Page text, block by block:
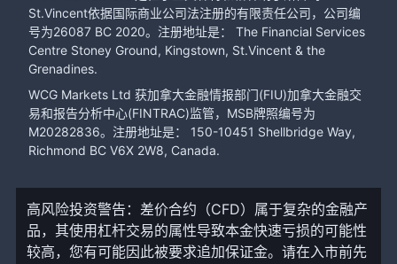
St.Vincent依据国际商业公司法注册的有限责任公司，公司编
号为26087 BC 2020。注册地址是： The Financial Services
Centre Stoney Ground, Kingstown, St.Vincent & the
Grenadines.
WCG Markets Ltd 获加拿大金融情报部门(FIU)加拿大金融交
易和报告分析中心(FINTRAC)监管，MSB牌照编号为
M20282836。注册地址是： 150-10451 Shellbridge Way,
Richmond BC V6X 2W8, Canada.
高风险投资警告：差价合约（CFD）属于复杂的金融产
品，其使用杠杆交易的属性导致本金快速亏损的可能性
较高，您有可能因此被要求追加保证金。请在入市前先